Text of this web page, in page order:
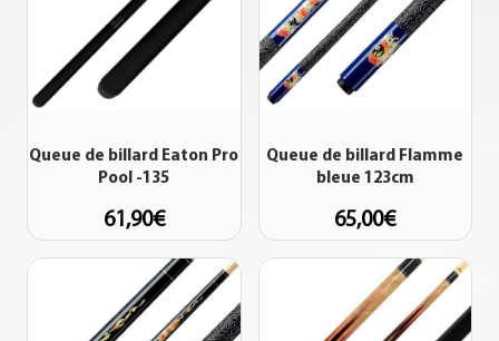
Queue de billard Eaton Pro
Pool -135
61,90€
Queue de billard Flamme
bleue 123cm
65,00€